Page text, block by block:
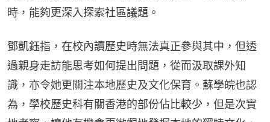
時，能夠更深入探索社區議題。
鄧凱鈺指，在校內讀歷史時無法真正參與其中，但透
過親身走訪能思考如何提出問題，從而汲取課外知
識，亦令她更關注本地歷史及文化保育。蘇學皖也認
為，學校歷史科有關香港的部份佔比較少，但是次實